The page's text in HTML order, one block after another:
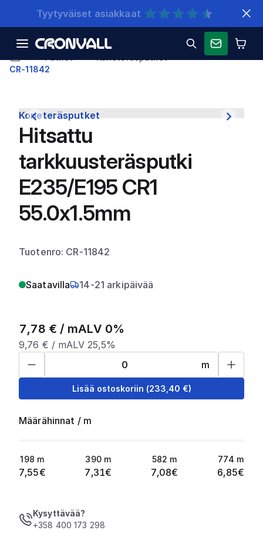
Nopeat toimitukset
CR-11842
Koneteräsputket
Hitsattu
tarkkuusteräsputki
E235/E195 CR1
55.0x1.5mm
Tuotenro: CR-11842
Saatavilla 14-21 arkipäivää
7,78 € / mALV 0%
9,76 € / mALV 25,5%
m
Lisää ostoskoriin (233,40 €)
Määrähinnat / m
198 m
7,55€
390 m
7,31€
582 m
7,08€
774 m
6,85€
Kysyttävää?
+358 400 173 298